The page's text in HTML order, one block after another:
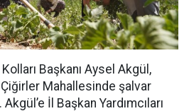
Başkanı Aysel Akgül,
Mahallesinde şalvar
İl Başkan Yardımcıları